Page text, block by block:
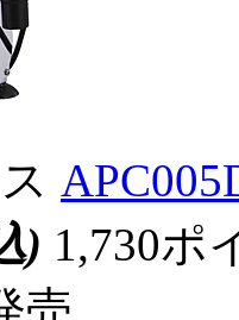
) 1,730ポ
売